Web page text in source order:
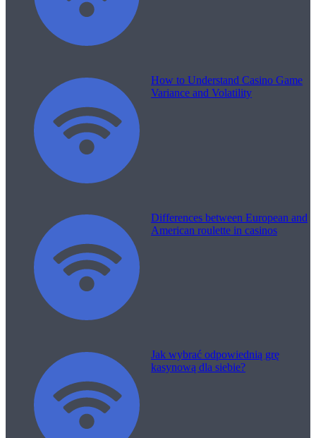
How to Understand Casino Game
Variance and Volatility
Differences between European and
American roulette in casinos
Jak wybrać odpowiednią grę
kasynową dla siebie?